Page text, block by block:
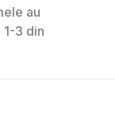
au
3 din